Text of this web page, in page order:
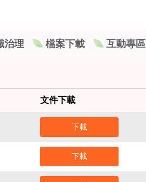
治理 檔案下載 互動專區
文件下載
下載
下載